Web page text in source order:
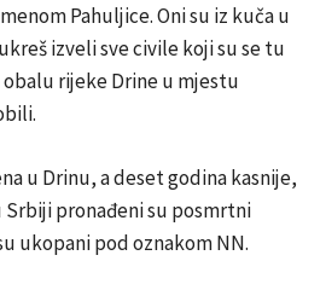
Pahuljice. Oni su iz kuča u
izveli sve civilekojisu se tu
rijeke Drine u mjestu
u Drinu, a deset godina kasnije,
pronađeni su posmrtni
ukopani pod oznakom NN.